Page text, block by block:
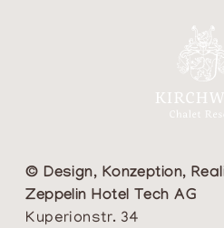
© Design, Konzeption,
Zeppelin Hotel Tech AG
Kuperionstr. 34